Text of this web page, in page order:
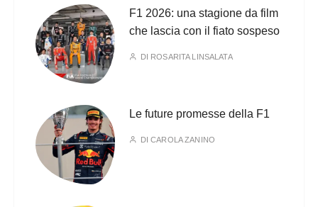
F1 2026: una stagione da film
che lascia con il fiato sospeso
DI ROSARITA LINSALATA
Le future promesse della F1
DICAROLA ZANINO